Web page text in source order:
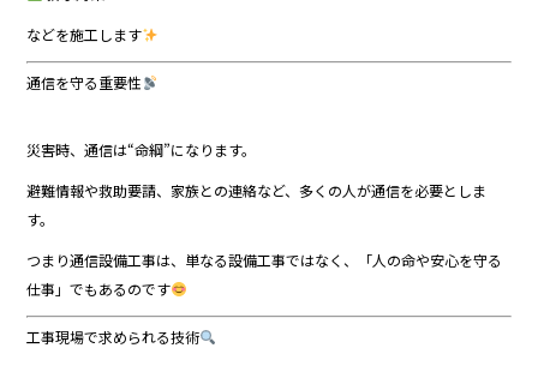
などを施工します
通信を守る重要性
災害時、通信は“命綱”になります。
避難情報や救助要請、家族との連絡など、多くの人が通信を必要としま
す。
つまり通信設備工事は、単なる設備工事ではなく、「人の命や安心を守る
仕事」でもあるのです
工事現場で求められる技術